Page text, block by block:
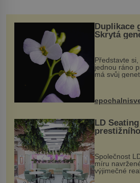
Duplikace
Skrytá
Představte
jednou ráno
má svůj
vstupenka...
LD
Společnost
míru
výjimečné
areálu